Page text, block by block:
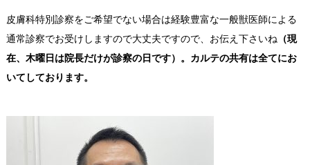
皮膚科特別診察をご希望でない場合は経験豊富な一般獣医師による
通常診察でお受けしますので大丈夫ですので、お伝え下さいね （現
在、木曜日は院長だけが診察の日です）。カルテの共有は全てにお
いてしております。